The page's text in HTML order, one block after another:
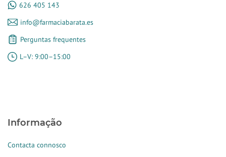
626 405 143
info@farmaciabarata.es
Perguntas frequentes
L–V: 9:00–15:00
Informação
Contacta connosco